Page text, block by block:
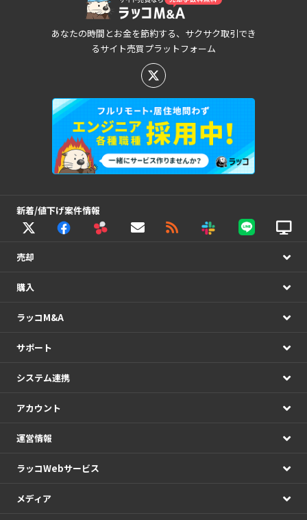
あなたの時間とお金を節約する、サクサク取引でき
るサイト売買プラットフォーム
新着/値下げ案件情報
売却
購入
ラッコM&A
サポート
システム連携
アカウント
運営情報
ラッコWebサービス
メディア